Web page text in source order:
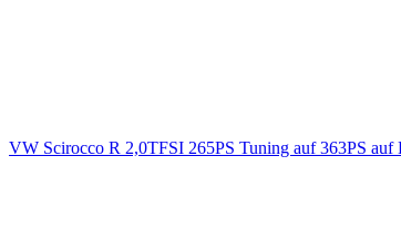
VW Scirocco R 2,0TFSI 265PS Tuning auf 363PS